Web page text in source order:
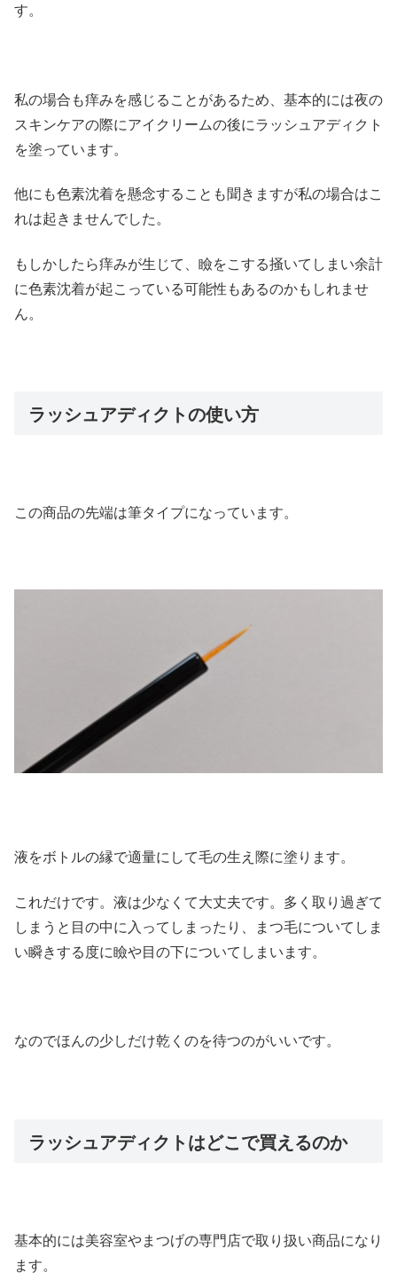
す。
私の場合も痒みを感じることがあるため、基本的には夜の
スキンケアの際にアイクリームの後にラッシュアディクト
を塗っています。
他にも色素沈着を懸念することも聞きますが私の場合はこ
れは起きませんでした。
もしかしたら痒みが生じて、瞼をこする掻いてしまい余計
に色素沈着が起こっている可能性もあるのかもしれませ
ん。
ラッシュアディクトの使い方
この商品の先端は筆タイプになっています。
液をボトルの縁で適量にして毛の生え際に塗ります。
これだけです。液は少なくて大丈夫です。多く取り過ぎて
しまうと目の中に入ってしまったり、まつ毛についてしま
い瞬きする度に瞼や目の下についてしまいます。
なのでほんの少しだけ乾くのを待つのがいいです。
ラッシュアディクトはどこで買えるのか
基本的には美容室やまつげの専門店で取り扱い商品になり
ます。